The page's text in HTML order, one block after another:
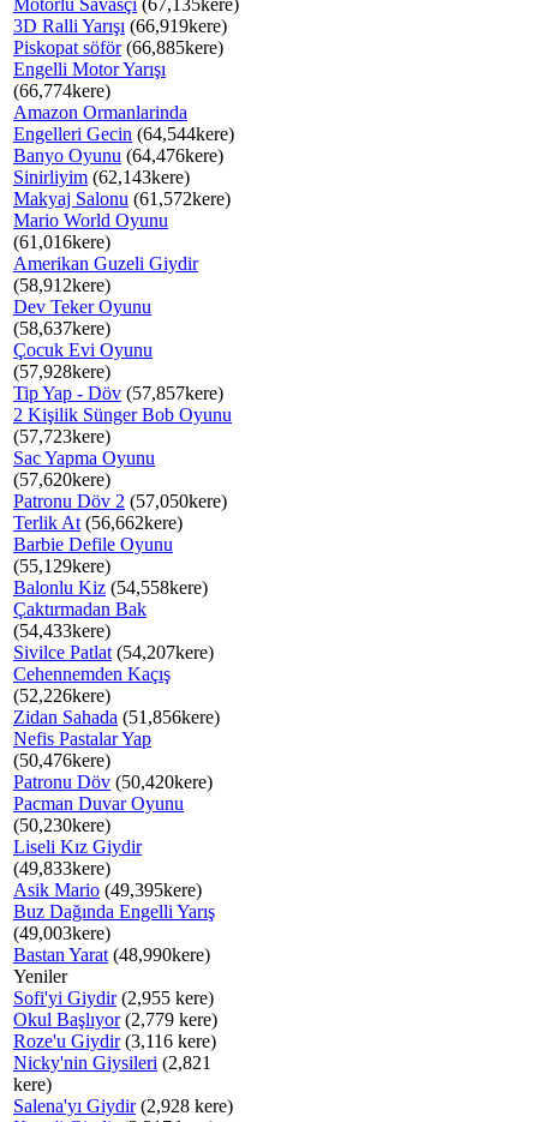
Motorlu Savasçi (67,135kere)
3D Ralli Yarışı (66,919kere)
Piskopat söför(66,885kere)
Engelli Motor Yarışı
(66,774kere)
Amazon Ormanlarinda
Engelleri Gecin (64,544kere)
Banyo Oyunu (64,476kere)
Sinirliyim (62,143kere)
Makyaj Salonu (61,572kere)
Mario World Oyunu
(61,016kere)
Amerikan Guzeli Giydir
(58,912kere)
Dev Teker Oyunu
(58,637kere)
Çocuk Evi Oyunu
(57,928kere)
Tip Yap - Döv (57,857kere)
2 Kişilik Sünger Bob Oyunu
(57,723kere)
Sac Yapma Oyunu
(57,620kere)
Patronu Döv 2 (57,050kere)
Terlik At (56,662kere)
Barbie Defile Oyunu
(55,129kere)
Balonlu Kiz (54,558kere)
Çaktırmadan Bak
(54,433kere)
Sivilce Patlat (54,207kere)
Cehennemden Kaçış
(52,226kere)
Zidan Sahada (51,856kere)
Nefis Pastalar Yap
(50,476kere)
Patronu Döv (50,420kere)
Pacman Duvar Oyunu
(50,230kere)
Liseli Kız Giydir
(49,833kere)
Asik Mario (49,395kere)
Buz Dağında Engelli Yarış
(49,003kere)
Bastan Yarat (48,990kere)
Yeniler
Sofi'yi Giydir(2,955 kere)
Okul Başlıyor(2,779 kere)
Roze'u Giydir(3,116 kere)
Nicky'nin Giysileri (2,821
kere)
Salena'yı Giydir(2,928 kere)